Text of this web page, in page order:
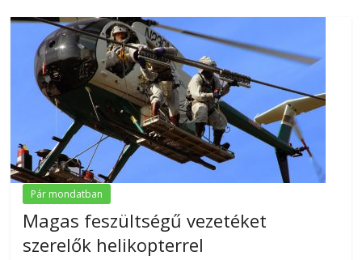
Pár mondatban
Magas feszültségű vezetéket
szerelők helikopterrel